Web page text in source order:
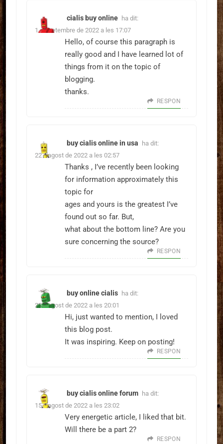
cialis buy online ha dit:
1 de setembre de 2022 a les 17:07
Hello, of course this paragraph is
really good and I have learned lot of
things from it on the topic of
blogging.
thanks.
RESPON
buy cialis online in usa ha dit:
22 d'agost de 2022 a les 02:57
Thanks , I’ve recently been looking
for information approximately this
topic for
ages and yours is the greatest I’ve
found out so far. But,
what about the bottom line? Are you
sure concerning the source?
RESPON
buy online cialis ha dit:
20 d'agost de 2022 a les 20:01
Hi, just wanted to mention, I loved
this blog post.
It was inspiring. Keep on posting!
RESPON
buy cialis online forum ha dit:
15 d'agost de 2022 a les 23:02
Very energetic article, I liked that bit.
Will there be a part 2?
RESPON